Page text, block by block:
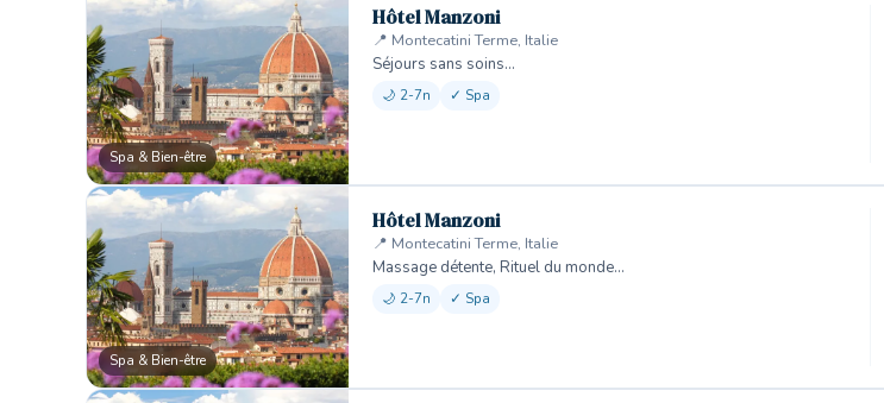
Spa & Bien-être
Hôtel Manzoni
📍 Montecatini Terme, Italie
Séjours sans soins…
🌙 2-7n ✓ Spa
Spa & Bien-être
Hôtel Manzoni
📍 Montecatini Terme, Italie
Massage détente, Rituel du monde…
🌙 2-7n ✓ Spa